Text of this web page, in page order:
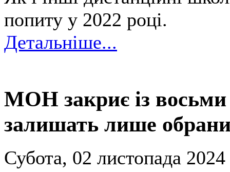
попиту у 2022 році.
Детальніше...
МОН закриє із восьми
залишать лише
Субота, 02 листопада